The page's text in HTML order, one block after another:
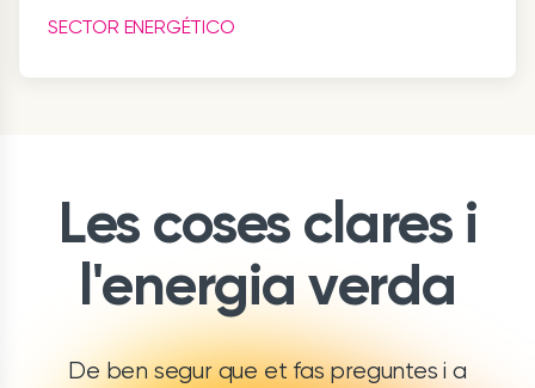
SECTOR ENERGÉTICO
Les coses clares i
l'energia verda
De ben segur que et fas preguntes i a